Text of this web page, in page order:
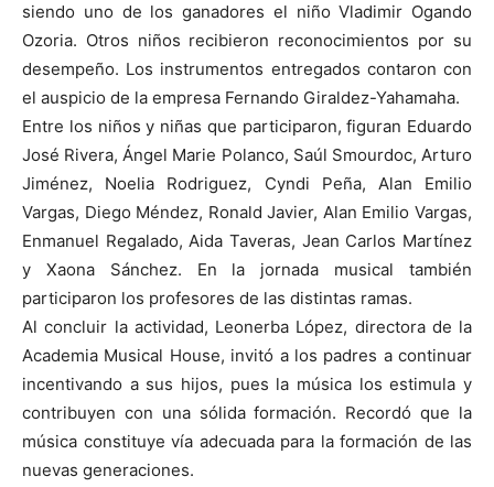
siendo uno de los ganadores el niño Vladimir Ogando
Ozoria. Otros niños recibieron reconocimientos por su
desempeño. Los instrumentos entregados contaron con
el auspicio de la empresa Fernando Giraldez-Yahamaha.
Entre los niños y niñas que participaron, figuran Eduardo
José Rivera, Ángel Marie Polanco, Saúl Smourdoc, Arturo
Jiménez, Noelia Rodriguez, Cyndi Peña, Alan Emilio
Vargas, Diego Méndez, Ronald Javier, Alan Emilio Vargas,
Enmanuel Regalado, Aida Taveras, Jean Carlos Martínez
y Xaona Sánchez. En la jornada musical también
participaron los profesores de las distintas ramas.
Al concluir la actividad, Leonerba López, directora de la
Academia Musical House, invitó a los padres a continuar
incentivando a sus hijos, pues la música los estimula y
contribuyen con una sólida formación. Recordó que la
música constituye vía adecuada para la formación de las
nuevas generaciones.